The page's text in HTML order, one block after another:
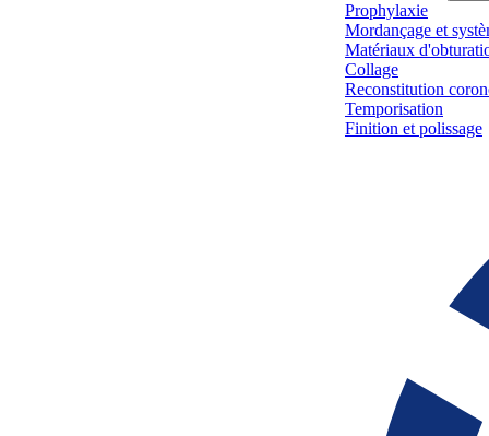
Prophylaxie
Mordançage et
Matériaux
Collage
Reconstitution
Temporisation
Finition et polissage